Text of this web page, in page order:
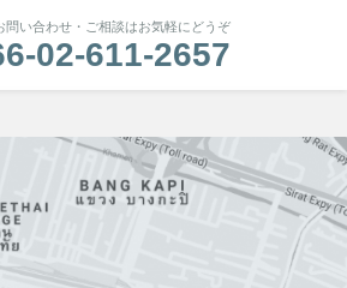
問い合わせ・ご相談はお気軽にどうぞ
02-611-2657